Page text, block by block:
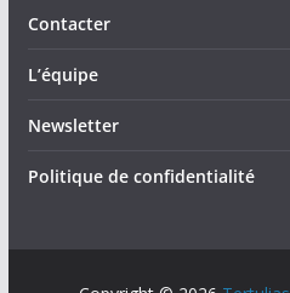
Contacter
L’équipe
Newsletter
Politique de confidentialité